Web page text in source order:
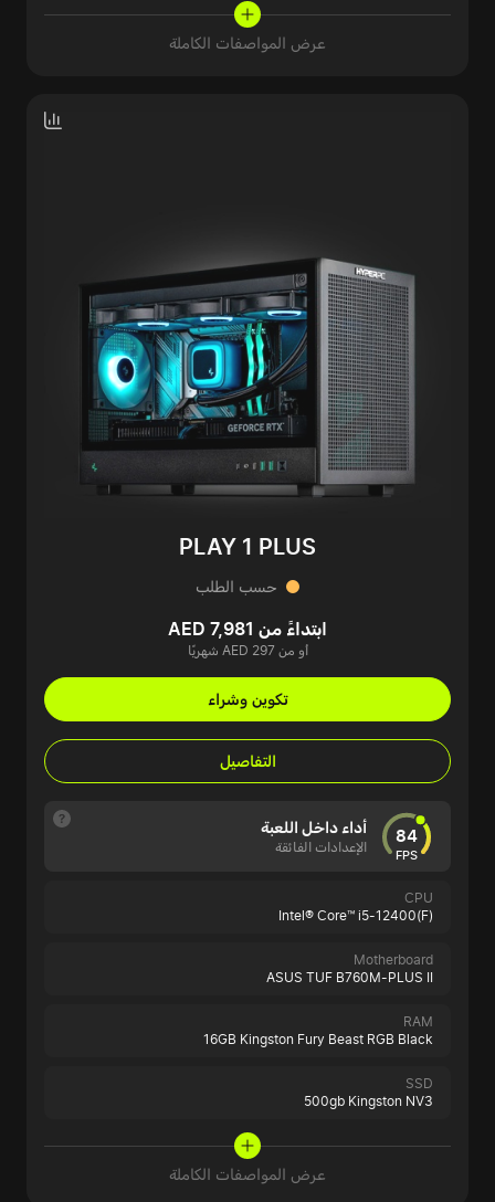
عرض المواصفات الكاملة
PLAY 1 PLUS
حسب الطلب
ابتداءً من AED 7,981
أو من AED 297 شهريًا
تكوين وشراء
التفاصيل
84
FPS
أداء داخل اللعبة
الإعدادات الفائقة
CPU
Intel® Core™ i5-12400(F)
Motherboard
ASUS TUF B760M-PLUS II
RAM
16GB Kingston Fury Beast RGB Black
SSD
500gb Kingston NV3
عرض المواصفات الكاملة